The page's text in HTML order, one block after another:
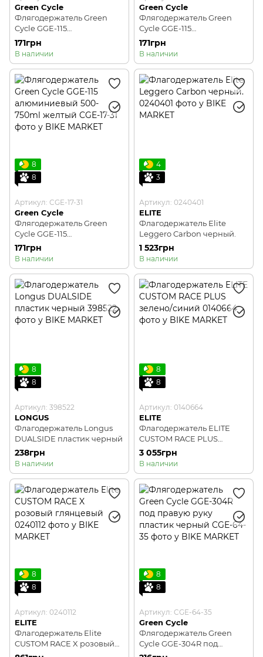
Green Cycle
Флягодержатель Green
Cycle GGE-115
алюминиевый 500-750ml
серебристый
171грн
В наличии
Green Cycle
Флягодержатель Green
Cycle GGE-115
алюминиевый 500-750ml
синий
171грн
В наличии
8
8
Артикул: CGE-17-31
Green Cycle
Флягодержатель Green
Cycle GGE-115
алюминиевый 500-750ml
желтый
171грн
В наличии
4
3
Артикул: 0240401
ELITE
Флагодержатель Elite
Leggero Carbon черный.
1 523грн
В наличии
8
8
Артикул: 398522
LONGUS
Флагодержатель Longus
DUALSIDE пластик черный
238грн
В наличии
8
8
Артикул: 0140664
ELITE
Флагодержатель ELITE
CUSTOM RACE PLUS
зелено/синий
3 055грн
В наличии
8
8
Артикул: 0240112
ELITE
Флагодержатель Elite
CUSTOM RACE X розовый
глянцевый
8
8
Артикул: CGE-64-35
Green Cycle
Флягодержатель Green
Cycle GGE-304R под
правую руку пластик